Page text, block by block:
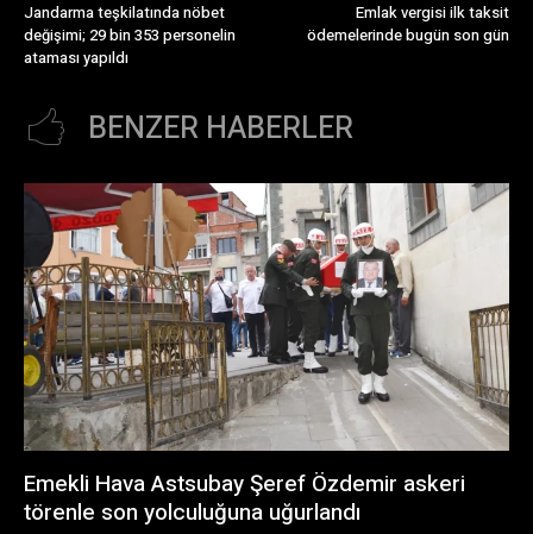
Jandarma teşkilatında nöbet
değişimi; 29 bin 353 personelin
ataması yapıldı
Emlak vergisi ilk taksit
ödemelerinde bugün son gün
BENZER HABERLER
Emekli Hava Astsubay Şeref Özdemir askeri
törenle son yolculuğuna uğurlandı